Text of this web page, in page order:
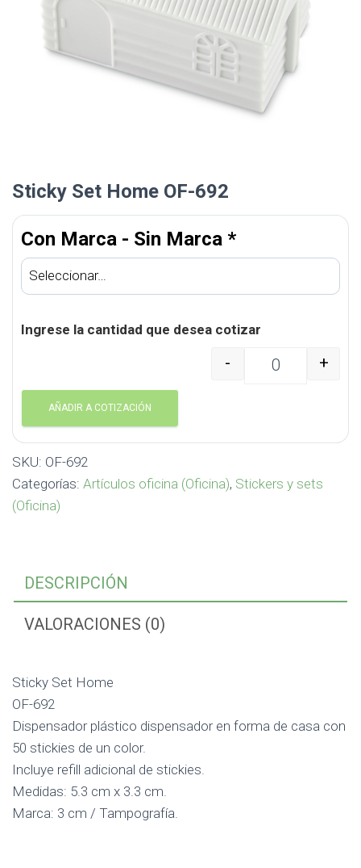
Sticky Set Home OF-692
Con Marca - Sin Marca *
Ingrese la cantidad que desea cotizar
Sticky Set Home OF-
- +
AÑADIR A COTIZACIÓN
SKU: OF-692
Categorías: Artículos oficina (Oficina), Stickers y sets
(Oficina)
DESCRIPCIÓN
VALORACIONES (0)
Sticky Set Home
OF-692
Dispensador plástico dispensador en forma de casa con
50 stickies de un color.
Incluye refill adicional de stickies.
Medidas: 5.3 cm x 3.3 cm.
Marca: 3 cm / Tampografía.